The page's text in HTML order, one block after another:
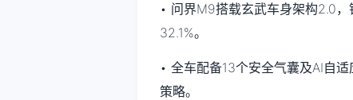
• 问界M9搭载玄武车身架构2.0
32.1%。
• 全车配备13个安全气囊及AI自
策略。